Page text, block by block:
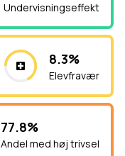
Undervisningseffekt
8.3%
Elevfravær
77.8%
Andel med høj trivsel